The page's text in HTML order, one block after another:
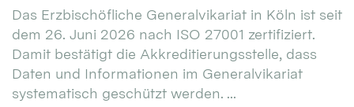
Das Erzbischöfliche Generalvikariat in Köln ist seit
dem 26. Juni 2026 nach ISO 27001 zertifiziert.
Damit bestätigt die Akkreditierungsstelle, dass
Daten und Informationen im Generalvikariat
systematisch geschützt werden. ...